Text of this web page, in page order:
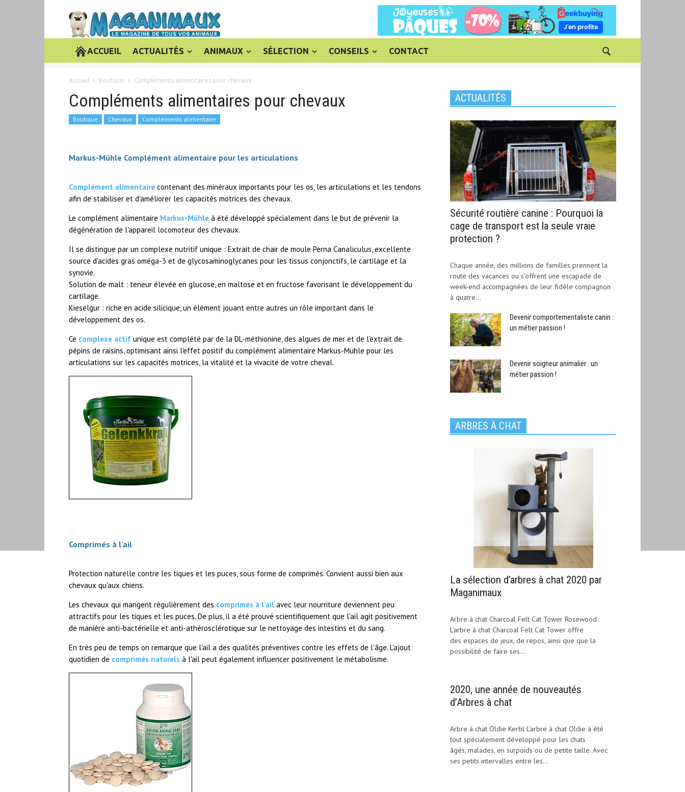
ACCUEIL ACTUALITÉS ANIMAUX SÉLECTION CONSEILS CONTACT
Accueil Boutique Compléments alimentaires pour chevaux
Compléments alimentaires pour chevaux
Boutique Chevaux Compléments alimentaire
Markus-Mühle Complément alimentaire pour les articulations
Complément alimentaire contenant des minéraux importants pour les os, les articulations et les tendons
afin de stabiliser et d'améliorer les capacités motrices des chevaux.
Le complément alimentaire Markus-Mühle à été développé spécialement dans le but de prévenir la
dégénération de l'appareil locomoteur des chevaux.
Il se distingue par un complexe nutritif unique : Extrait de chair de moule Perna Canaliculus, excellente
source d'acides gras oméga-3 et de glycosaminoglycanes pour les tissus conjonctifs, le cartilage et la
synovie.
Solution de malt : teneur élevée en glucose, en maltose et en fructose favorisant le développement du
cartilage.
Kieselgur : riche en acide silicique, un élément jouant entre autres un rôle important dans le
développement des os.
Ce complexe actif unique est complété par de la DL-méthionine, des algues de mer et de l'extrait de
pépins de raisins, optimisant ainsi l'effet positif du complément alimentaire Markus-Mühle pour les
articulations sur les capacités motrices, la vitalité et la vivacité de votre cheval.
Comprimés à l'ail
Protection naturelle contre les tiques et les puces, sous forme de comprimés. Convient aussi bien aux
chevaux qu'aux chiens.
Les chevaux qui mangent régulièrement des comprimés à l'ail avec leur nourriture deviennent peu
attractifs pour les tiques et les puces. De plus, il a été prouvé scientifiquement que l'ail agit positivement
de manière anti-bactérielle et anti-athérosclérotique sur le nettoyage des intestins et du sang.
En très peu de temps on remarque que l'ail a des qualités préventives contre les effets de l'âge. L'ajout
quotidien de comprimés naturels à l'ail peut également influencer positivement le métabolisme.
ACTUALITÉS
Sécurité routière canine : Pourquoi la
cage de transport est la seule vraie
protection ?
Chaque année, des millions de familles prennent la
route des vacances ou s'offrent une escapade de
week-end accompagnées de leur fidèle compagnon
à quatre...
Devenir comportementaliste canin :
un métier passion !
Devenir soigneur animalier : un
métier passion !
ARBRES À CHAT
La sélection d’arbres à chat 2020 par
Maganimaux
Arbre à chat Charcoal Felt Cat Tower Rosewood
L'arbre à chat Charcoal Felt Cat Tower offre
des espaces de jeux, de repos, ainsi que que la
possibilité de faire ses...
2020, une année de nouveautés
d’Arbres à chat
Arbre à chat Oldie Kerbl L'arbre à chat Oldie à été
tout spécialement développé pour les chats
âgés, malades, en surpoids ou de petite taille. Avec
ses petits intervalles entre les...